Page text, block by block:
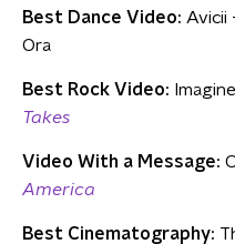
Best Dance Video: Avicii
Ora
Best Rock Video:
Takes
Video With a Message:
America
Best Cinematography: